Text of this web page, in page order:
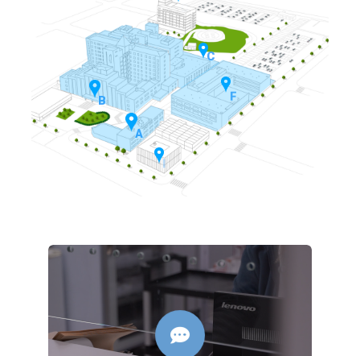
C
D
I
B
A
F
público. Por otro lado, si has cambiado de
domicilio o teléfono, avísanos y
actualizaremos tus datos.